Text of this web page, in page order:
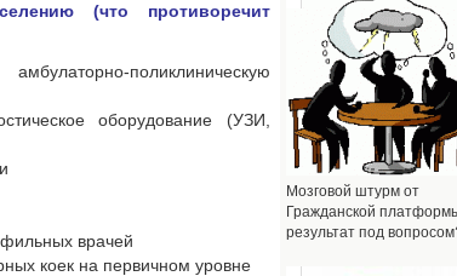
(что противоречит
поликлиническую
оборудование (УЗИ,
врачей
коек на первичном уровне
Мозговой штурм от
Гражданской
результат под